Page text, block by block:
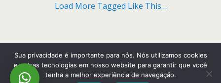
Load More Tagged Like This…
Back to top
Mobile Desktop
Sua privacidade é importante para nós. Nós utilizamos cookies
e outras tecnologias em nosso website para garantir que você
tenha a melhor experiência de navegação.